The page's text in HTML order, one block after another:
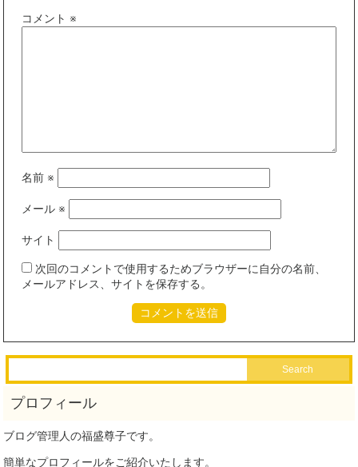
コメント ※
名前 ※
メール ※
サイト
次回のコメントで使用するためブラウザーに自分の名前、
メールアドレス、サイトを保存する。
ブログ管理人の福盛尊子です。
簡単なプロフィールをご紹介いたします。